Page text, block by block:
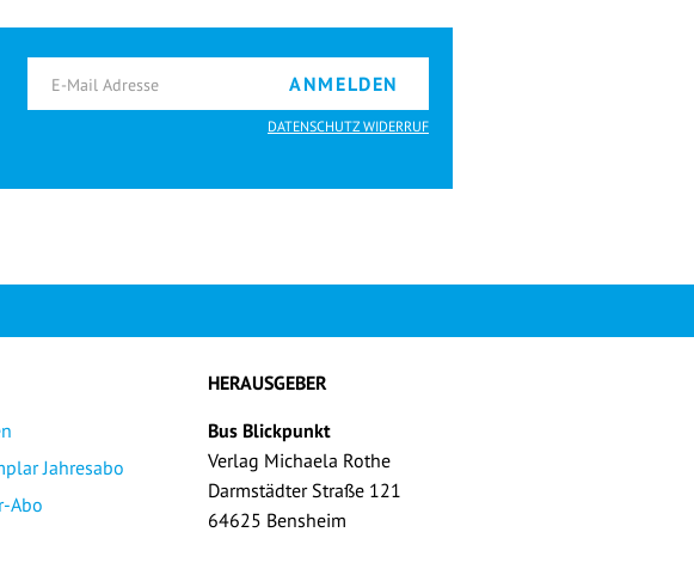
ANMELDEN
DATENSCHUTZ WIDERRUF
Jahresabo
Abo
HERAUSGEBER
Bus Blickpunkt
Verlag Michaela Rothe
Darmstädter Straße 121
64625 Bensheim